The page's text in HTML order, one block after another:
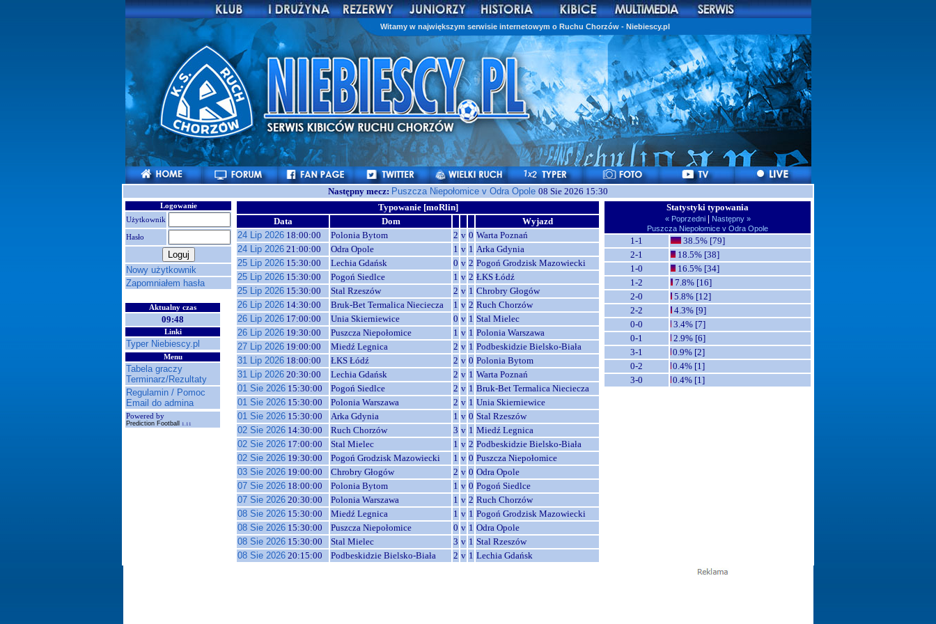
Witamy w największym serwisie internetowym o Ruchu Chorzów - Niebiescy.pl
Następny mecz: Puszcza Niepołomice v Odra Opole 08 Sie 2026 15:30
Logowanie
Użytkownik
Hasło
Nowy użytkownik
Zapomniałem hasła
Aktualny czas
09:48
Linki
Typer Niebiescy.pl
Menu
Tabela graczy
Terminarz/Rezultaty
Regulamin / Pomoc
Email do admina
Powered by
Prediction Football 1.11
Typowanie [moRlin]
Data
Dom
Wyjazd
24 Lip 2026 18:00:00 Polonia Bytom 2 v 0 Warta Poznań
24 Lip 2026 21:00:00 Odra Opole 1 v 1 Arka Gdynia
25 Lip 2026 15:30:00 Lechia Gdańsk 0 v 2 Pogoń Grodzisk Mazowiecki
25 Lip 2026 15:30:00 Pogoń Siedlce 1 v 2 ŁKS Łódź
25 Lip 2026 15:30:00 Stal Rzeszów 2 v 1 Chrobry Głogów
26 Lip 2026 14:30:00 Bruk-Bet Termalica Nieciecza 1 v 2 Ruch Chorzów
26 Lip 2026 17:00:00 Unia Skierniewice 0 v 1 Stal Mielec
26 Lip 2026 19:30:00 Puszcza Niepołomice 1 v 1 Polonia Warszawa
27 Lip 2026 19:00:00 Miedź Legnica 2 v 1 Podbeskidzie Bielsko-Biała
31 Lip 2026 18:00:00 ŁKS Łódź 2 v 0 Polonia Bytom
31 Lip 2026 20:30:00 Lechia Gdańsk 2 v 1 Warta Poznań
01 Sie 2026 15:30:00 Pogoń Siedlce 2 v 1 Bruk-Bet Termalica Nieciecza
01 Sie 2026 15:30:00 Polonia Warszawa 2 v 1 Unia Skierniewice
01 Sie 2026 15:30:00 Arka Gdynia 1 v 0 Stal Rzeszów
02 Sie 2026 14:30:00 Ruch Chorzów 3 v 1 Miedź Legnica
02 Sie 2026 17:00:00 Stal Mielec 1 v 2 Podbeskidzie Bielsko-Biała
02 Sie 2026 19:30:00 Pogoń Grodzisk Mazowiecki 1 v 0 Puszcza Niepołomice
03 Sie 2026 19:00:00 Chrobry Głogów 2 v 0 Odra Opole
07 Sie 2026 18:00:00 Polonia Bytom 1 v 0 Pogoń Siedlce
07 Sie 2026 20:30:00 Polonia Warszawa 1 v 2 Ruch Chorzów
08 Sie 2026 15:30:00 Miedź Legnica 1 v 1 Pogoń Grodzisk Mazowiecki
08 Sie 2026 15:30:00 Puszcza Niepołomice 0 v 1 Odra Opole
08 Sie 2026 15:30:00 Stal Mielec 3 v 1 Stal Rzeszów
08 Sie 2026 20:15:00 Podbeskidzie Bielsko-Biała 2 v 1 Lechia Gdańsk
Statystyki typowania
« Poprzedni | Następny »
Puszcza Niepołomice v Odra Opole
1-1
38.5% [79]
2-1
18.5% [38]
1-0
16.5% [34]
1-2
7.8% [16]
2-0
5.8% [12]
2-2
4.3% [9]
0-0
3.4% [7]
0-1
2.9% [6]
3-1
0.9% [2]
0-2
0.4% [1]
3-0
0.4% [1]